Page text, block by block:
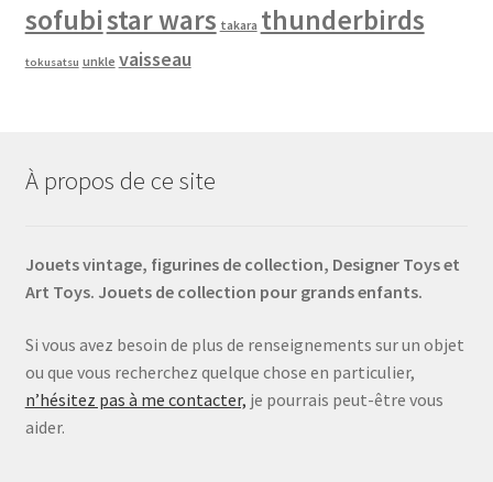
sofubistar wars takara thunderbirds
tokusatsu unkle vaisseau
À propos de ce site
Jouets vintage, figurines de collection, Designer Toys et
Art Toys. Jouets de collection pour grands enfants.
Si vous avez besoin de plus de renseignements sur un objet
ou que vous recherchez quelque chose en particulier,
n’hésitez pas à me contacter, je pourrais peut-être vous
aider.